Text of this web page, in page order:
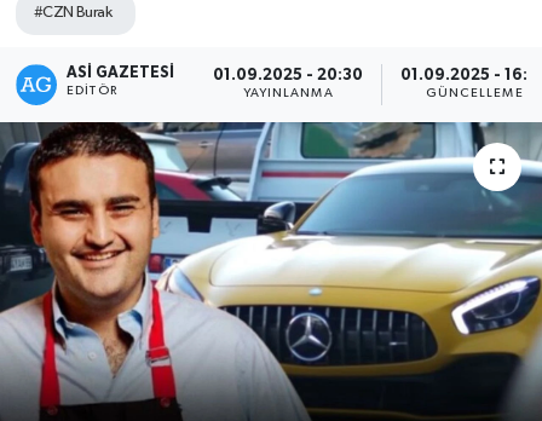
#CZN Burak
ASI GAZETESI
EDITÖR
01.09.2025 - 20:30
YAYINLANMA
01.09.2025 -
GÜNCELLEME